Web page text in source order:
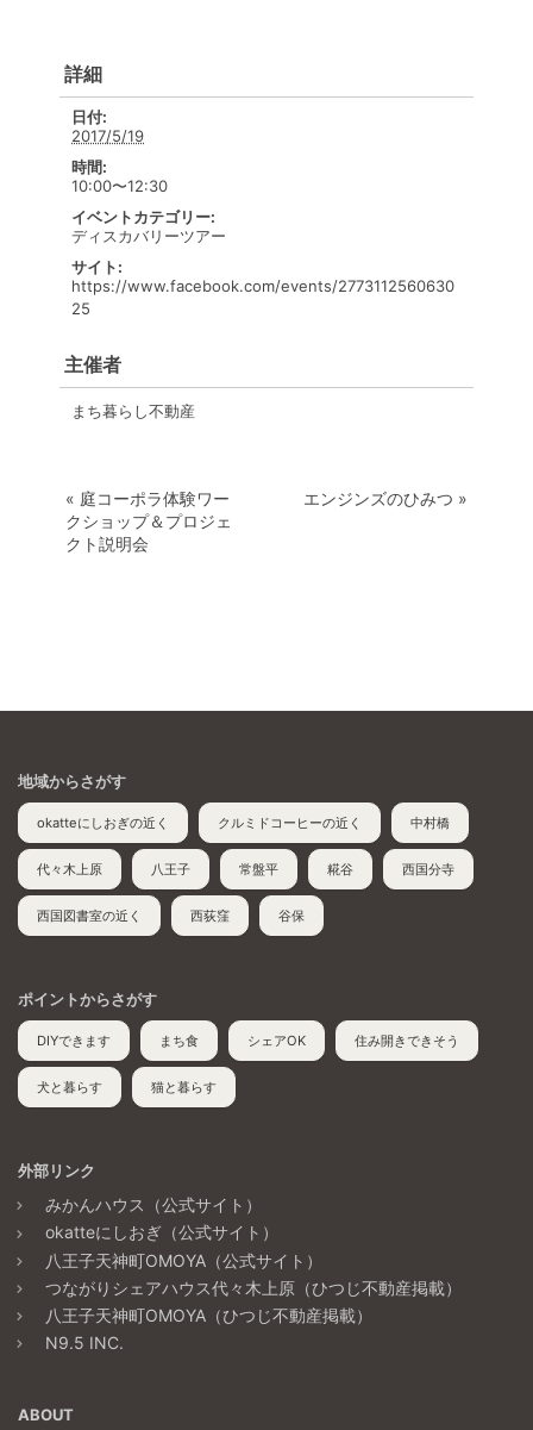
詳細
日付:
2017/5/19
時間:
10:00〜12:30
イベントカテゴリー:
ディスカバリーツアー
サイト:
https://www.facebook.com/events/2773112560630
25
主催者
まち暮らし不動産
« 庭コーポラ体験ワー
クショップ＆プロジェ
クト説明会
エンジンズのひみつ »
地域からさがす
okatteにしおぎの近く クルミドコーヒーの近く 中村橋
代々木上原 八王子 常盤平 糀谷 西国分寺
西国図書室の近く 西荻窪 谷保
ポイントからさがす
DIYできます まち食 シェアOK 住み開きできそう
犬と暮らす 猫と暮らす
外部リンク
みかんハウス（公式サイト）
okatteにしおぎ（公式サイト）
八王子天神町OMOYA（公式サイト）
つながりシェアハウス代々木上原（ひつじ不動産掲載）
八王子天神町OMOYA（ひつじ不動産掲載）
N9.5 INC.
ABOUT